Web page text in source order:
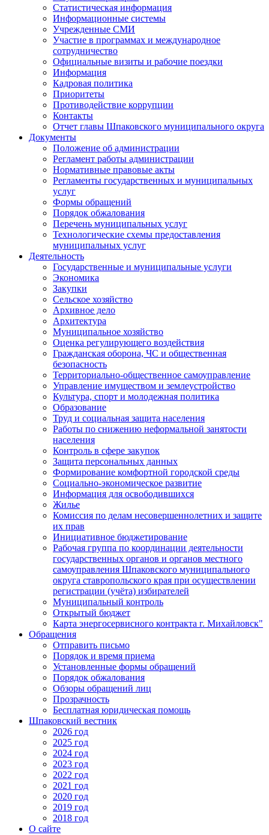
Статистическая информация
Информационные системы
Учрежденные СМИ
Участие в программах и международное
сотрудничество
Официальные визиты и рабочие поездки
Информация
Кадровая политика
Приоритеты
Противодействие коррупции
Контакты
Отчет главы Шпаковского муниципального округа
Документы
Положение об администрации
Регламент работы администрации
Нормативные правовые акты
Регламенты государственных и муниципальных
услуг
Формы обращений
Порядок обжалования
Перечень муниципальных услуг
Технологические схемы предоставления
муниципальных услуг
Деятельность
Государственные и муниципальные услуги
Экономика
Закупки
Сельское хозяйство
Архивное дело
Архитектура
Муниципальное хозяйство
Оценка регулирующего воздействия
Гражданская оборона, ЧС и общественная
безопасность
Территориально-общественное самоуправление
Управление имуществом и землеустройство
Культура, спорт и молодежная политика
Образование
Труд и социальная защита населения
Работы по снижению неформальной занятости
населения
Контроль в сфере закупок
Защита персональных данных
Формирование комфортной городской среды
Социально-экономическое развитие
Информация для освободившихся
Жилье
Комиссия по делам несовершеннолетних и защите
их прав
Инициативное бюджетирование
Рабочая группа по координации деятельности
государственных органов и органов местного
самоуправления Шпаковского муниципального
округа ставропольского края при осуществлении
регистрации (учёта) избирателей
Муниципальный контроль
Открытый бюджет
Карта энергосервисного контракта г. Михайловск"
Обращения
Отправить письмо
Порядок и время приема
Установленные формы обращений
Порядок обжалования
Обзоры обращений лиц
Прозрачность
Бесплатная юридическая помощь
Шпаковский вестник
2026 год
2025 год
2024 год
2023 год
2022 год
2021 год
2020 год
2019 год
2018 год
О сайте